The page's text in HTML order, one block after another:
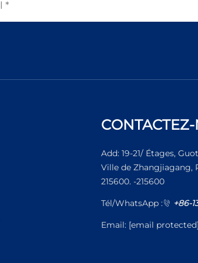
Add: 19-21/ Étages,
Ville de Zhangjiagang,
215600. -215600
Tél/WhatsApp : +86-
Email: [email protected]